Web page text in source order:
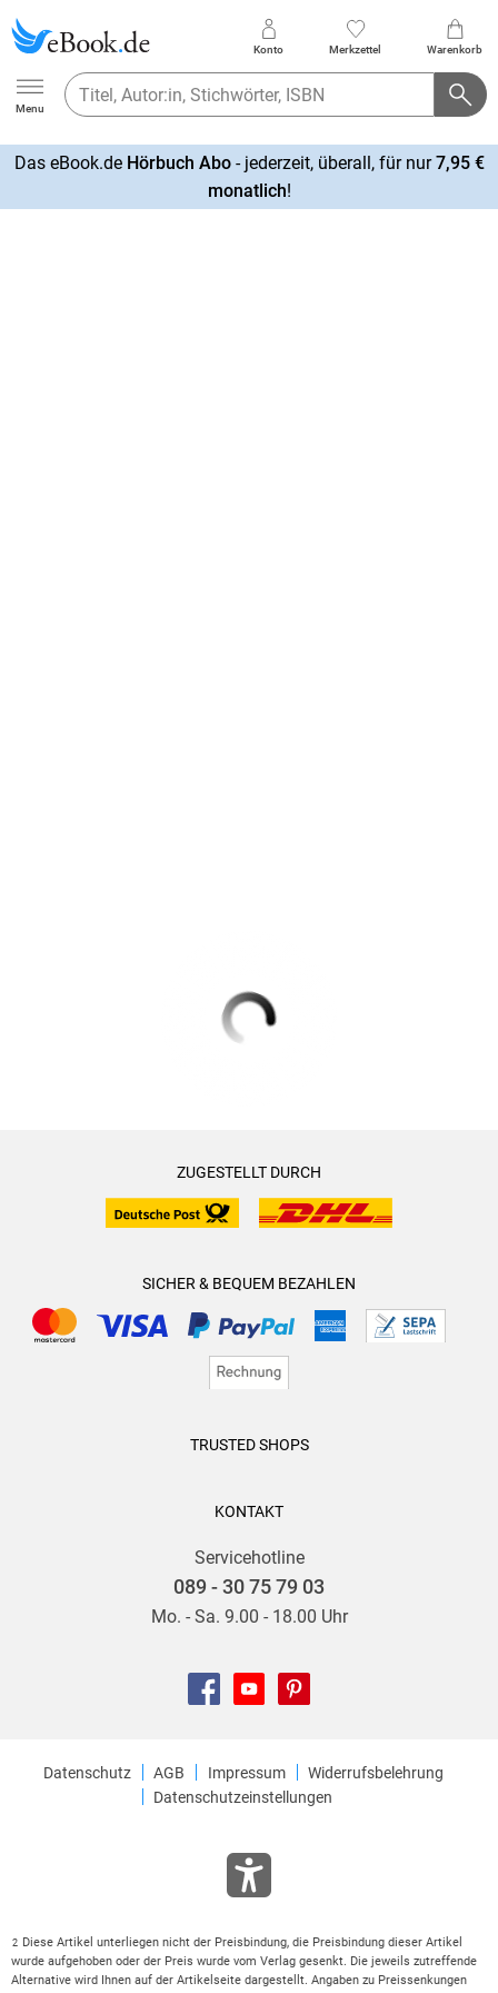
Ebook.de
Menu
Konto Merkzettel Warenkorb
Das eBook.de Hörbuch Abo- jederzeit, überall, für nur7,95 €
monatlich!
ZUGESTELLT DURCH
SICHER & BEQUEM BEZAHLEN
TRUSTED SHOPS
KONTAKT
Servicehotline
089 - 30 75 79 03
Mo. - Sa. 9.00 - 18.00 Uhr
Datenschutz AGB Impressum
Widerrufsbelehrung
Datenschutzeinstellungen
2 Diese Artikel unterliegen nicht der Preisbindung, die Preisbindung dieser Artikel
wurde aufgehoben oder der Preis wurde vom Verlag gesenkt. Die jeweils zutreffende
Alternative wird Ihnen auf der Artikelseite dargestellt. Angaben zu Preissenkungen